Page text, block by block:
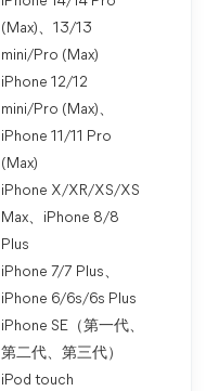
(Max)、13/13
mini/Pro (Max)
iPhone 12/12
mini/Pro (Max)、
iPhone 11/11 Pro
(Max)
iPhone X/XR/XS/XS
Max、iPhone 8/8
Plus
iPhone 7/7 Plus、
iPhone 6/6s/6s Plus
iPhone SE（第一代、
第二代、第三代）
iPod touch